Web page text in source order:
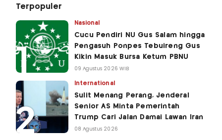
Terpopuler
Nasional
Cucu Pendiri NU Gus Salam hingga
Pengasuh Ponpes Tebuireng Gus
Kikin Masuk Bursa Ketum PBNU
09 Agustus 2026 WIB
International
Sulit Menang Perang, Jenderal
Senior AS Minta Pemerintah
Trump Cari Jalan Damai Lawan Iran
08 Agustus 2026